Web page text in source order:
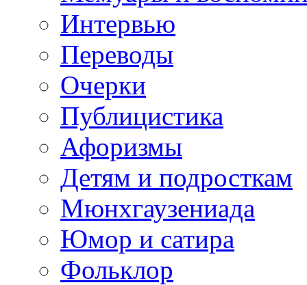
Интервью
Переводы
Очерки
Публицистика
Афоризмы
Детям и подросткам
Мюнхгаузениада
Юмор и сатира
Фольклор